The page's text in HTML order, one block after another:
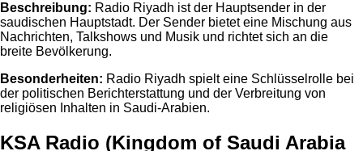
Beschreibung: Radio Riyadh ist der Hauptsender in der
saudischen Hauptstadt. Der Sender bietet eine Mischung aus
Nachrichten, Talkshows und Musik und richtet sich an die
breite Bevölkerung.
Besonderheiten: Radio Riyadh spielt eine Schlüsselrolle bei
der politischen Berichterstattung und der Verbreitung von
religiösen Inhalten in Saudi-Arabien.
KSA Radio (Kingdom of Saudi Arabia